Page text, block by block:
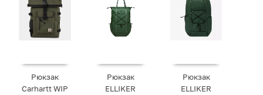
Рюкзак
Carhartt WIP
Рюкзак
ELLIKER
Рюкзак
ELLIKER